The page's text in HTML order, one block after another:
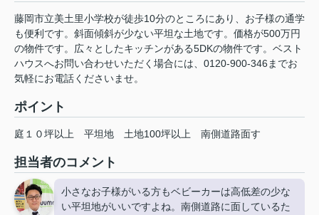
藤岡市立美土里小学校が徒歩10分のところにあり、お子様の通学
も便利です。斜面傾斜が少ない平坦な土地です。価格が500万円
の物件です。広々としたキッチンがある5DKの物件です。ベスト
ハウスへお問い合わせいただく場合には、0120-900-346までお
気軽にお電話くださいませ。
ポイント
庭１０坪以上 平坦地 土地100坪以上 南側道路面す
担当者のコメント
小さなお子様がいる方もベビーカーは高低差の少な
い平坦地がいいですよね。南側道路に面しているた